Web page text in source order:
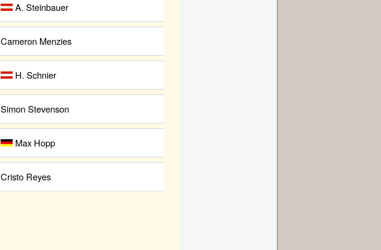
A. Steinbauer
Cameron Menzies
H. Schnier
Simon Stevenson
Max Hopp
Cristo Reyes